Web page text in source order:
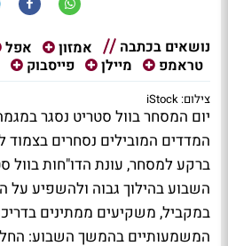
נושאים בכתבה אמזון אפל
טראמפ
מיילן פייסבוק
צילום: iStock
יום המסחר בוול סטריט נסגר
המדדים המובילים נסחרים בצמוד
ברקע למסחר, עונת הדו"חות בוול
השבוע בהילוך גבוה ולהשפיע על
במקביל, משקיעים ממתינים
המשמעותיים בהמשך השבוע: